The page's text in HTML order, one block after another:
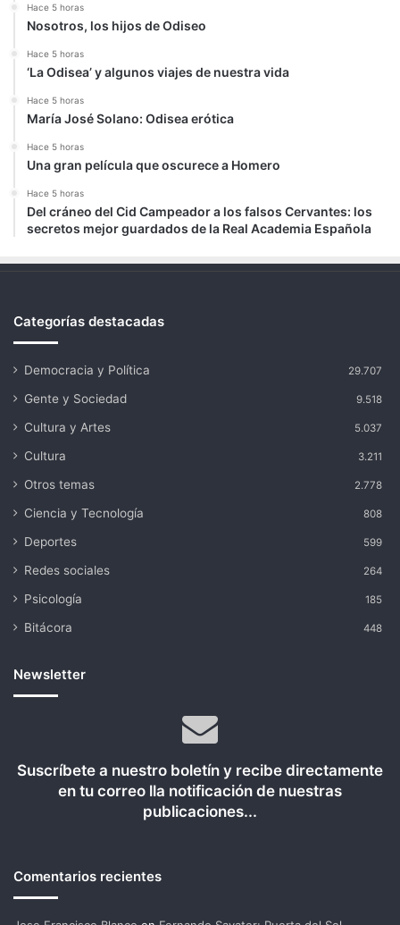
Hace 5 horas
Nosotros, los hijos de Odiseo
Hace 5 horas
‘La Odisea’ y algunos viajes de nuestra vida
Hace 5 horas
María José Solano: Odisea erótica
Hace 5 horas
Una gran película que oscurece a Homero
Hace 5 horas
Del cráneo del Cid Campeador a los falsos Cervantes: los
secretos mejor guardados de la Real Academia Española
Categorías destacadas
Democracia y Política 29.707
Gente y Sociedad 9.518
Cultura y Artes 5.037
Cultura 3.211
Otros temas 2.778
Ciencia y Tecnología 808
Deportes 599
Redes sociales 264
Psicología 185
Bitácora 448
Newsletter
Suscríbete a nuestro boletín y recibe directamente
en tu correo lla notificación de nuestras
publicaciones...
Comentarios recientes